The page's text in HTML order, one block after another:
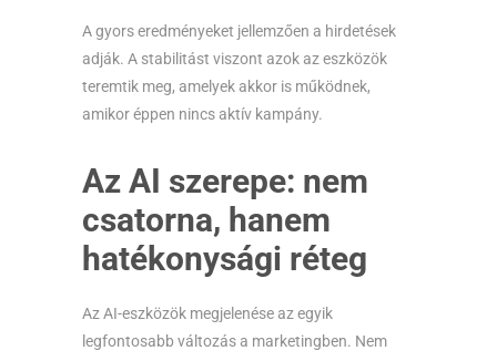
A gyors eredményeket jellemzően a hirdetések
adják. A stabilitást viszont azok az eszközök
teremtik meg, amelyek akkor is működnek,
amikor éppen nincs aktív kampány.
Az AI szerepe: nem
csatorna, hanem
hatékonysági réteg
Az AI-eszközök megjelenése az egyik
legfontosabb változás a marketingben. Nem